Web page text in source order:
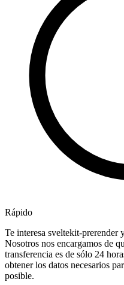
Rápido
Te interesa sveltekit-prerender
Nosotros nos encargamos de
transferencia es de sólo 24
obtener los datos necesarios
posible.